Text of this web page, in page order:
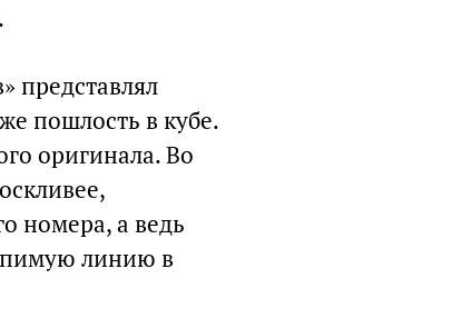
представлял
пошлость в кубе.
оригинала. Во
номера, а ведь
линию в